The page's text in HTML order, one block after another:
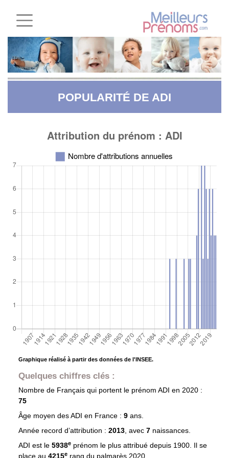
POPULARITÉ DE ADI
Graphique réalisé à partir des données de l'INSEE.
Quelques chiffres clés :
Nombre de Français qui portent le prénom ADI en 2020 :
75
Âge moyen desADI en France : 9 ans.
Année record d’attribution : 2013, avec 7 naissances.
ADI est le 5938eprénom le plus attribué depuis 1900. Il se
place au 4215e rang du palmarès 2020.